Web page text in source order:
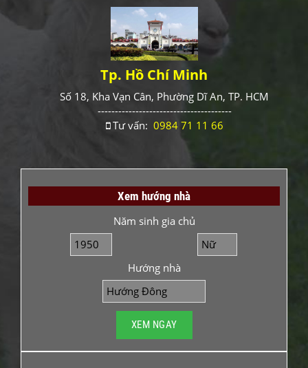
Tp. Hồ Chí Minh
Số 18, Kha Vạn Cân, Phường Dĩ An, TP. HCM
---------------------------------------
Tư vấn: 0984 71 11 66
Xem hướng nhà
Năm sinh gia chủ
Hướng nhà